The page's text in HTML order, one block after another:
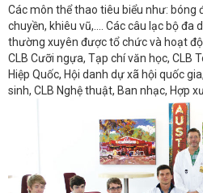
Các môn thể thao tiêu biểu như: bóng
chuyền, khiêu vũ,.... Các câu lạc bộ đa
thường xuyên được tổ chức và hoạt
CLB Cưỡi ngựa, Tạp chí văn học, CLB
Hiệp Quốc, Hội danh dự xã hội quốc
sinh, CLB Nghệ thuật, Ban nhạc, Hợp